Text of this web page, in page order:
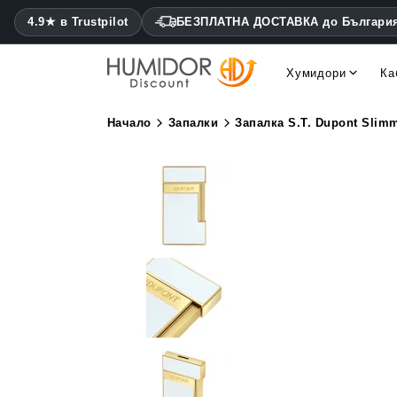
4.9★ в Trustpilot БЕЗПЛАТНА ДОСТАВКА до
Хумидори
Начало Запалки Запалка S.T. Dupont